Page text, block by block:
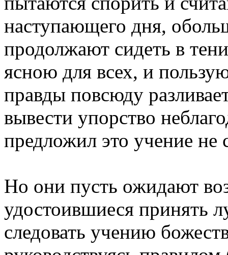
наступающего дня,
продолжают сидеть в
ясною для всех, и
правды повсюду
вывести упорство
предложил это учение не
Но они пусть ожидают
удостоившиеся принять
следовать учению